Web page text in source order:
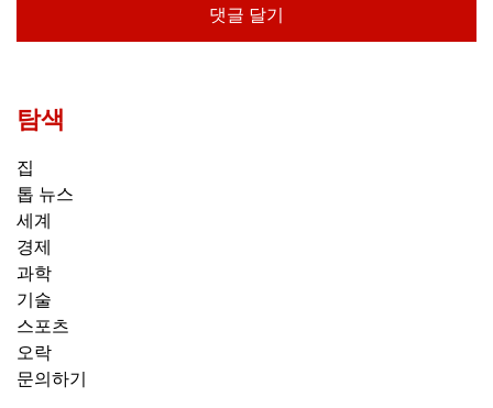
탐색
집
톱 뉴스
세계
경제
과학
기술
스포츠
오락
문의하기